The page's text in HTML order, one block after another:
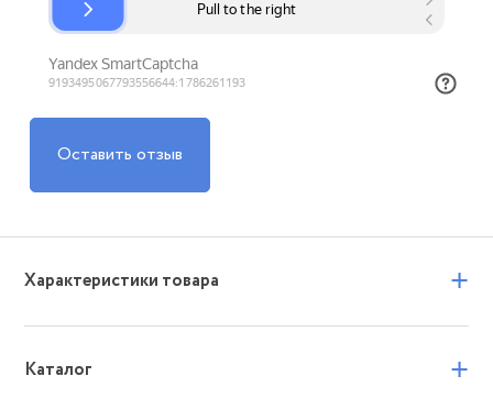
Оставить отзыв
Характеристики товара +
Каталог +